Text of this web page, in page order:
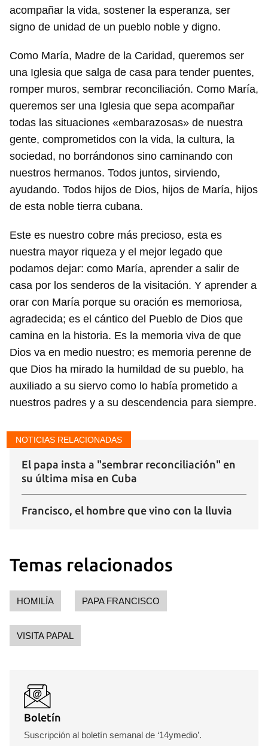
Guardar como favorito
Para poder guardar como favorito, primero has de
iniciar sesión con tu cuenta de 14ymedio.
INICIAR SESIÓN CANCELAR
acompañar la vida, sostener la esperanza, ser
signo de unidad de un pueblo noble y digno.
Como María, Madre de la Caridad, queremos ser
una Iglesia que salga de casa para tender puentes,
romper muros, sembrar reconciliación. Como María,
queremos ser una Iglesia que sepa acompañar
todas las situaciones «embarazosas» de nuestra
gente, comprometidos con la vida, la cultura, la
sociedad, no borrándonos sino caminando con
nuestros hermanos. Todos juntos, sirviendo,
ayudando. Todos hijos de Dios, hijos de María, hijos
de esta noble tierra cubana.
Este es nuestro cobre más precioso, esta es
nuestra mayor riqueza y el mejor legado que
podamos dejar: como María, aprender a salir de
casa por los senderos de la visitación. Y aprender a
orar con María porque su oración es memoriosa,
agradecida; es el cántico del Pueblo de Dios que
camina en la historia. Es la memoria viva de que
Dios va en medio nuestro; es memoria perenne de
que Dios ha mirado la humildad de su pueblo, ha
auxiliado a su siervo como lo había prometido a
nuestros padres y a su descendencia para siempre.
NOTICIAS RELACIONADAS
El papa insta a "sembrar reconciliación" en
su última misa en Cuba
Francisco, el hombre que vino con la lluvia
Temas relacionados
HOMILÍA PAPA FRANCISCO
VISITA PAPAL
Boletín
Suscripción al boletín semanal de ‘14ymedio’.